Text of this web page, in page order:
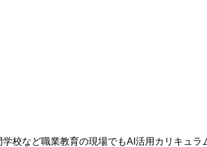
校など職業教育の現場でもAI活用カリキュ